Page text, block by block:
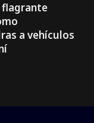
flagrante
a vehículos